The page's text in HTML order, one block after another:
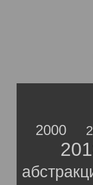
2000